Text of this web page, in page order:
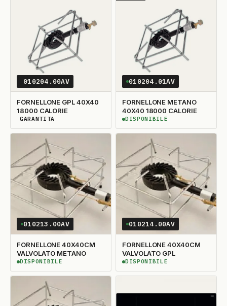
010204.00AV
FORNELLONE GPL 40X40
18000 CALORIE
DISPONIBILITÀ GARANTITA
GARANTITA
010204.01AV
FORNELLONE METANO
40X40 18000 CALORIE
DISPONIBILE
DISPONIBILE
010213.00AV
FORNELLONE 40X40CM
VALVOLATO METANO
DISPONIBILE
DISPONIBILE
010214.00AV
FORNELLONE 40X40CM
VALVOLATO GPL
DISPONIBILE
DISPONIBILE